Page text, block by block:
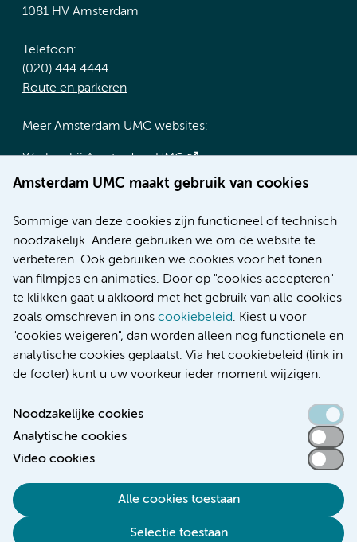
Amsterdam UMC maakt gebruik van cookies
Sommige van deze cookies zijn functioneel of technisch
noodzakelijk. Andere gebruiken we om de website te
verbeteren. Ook gebruiken we cookies voor het tonen
van filmpjes en animaties. Door op "cookies accepteren"
te klikken gaat u akkoord met het gebruik van alle cookies
zoals omschreven in ons cookiebeleid. Kiest u voor
"cookies weigeren", dan worden alleen nog functionele en
analytische cookies geplaatst. Via het cookiebeleid (link in
de footer) kunt u uw voorkeur ieder moment wijzigen.
Noodzakelijke cookies
Analytische cookies
Video cookies
Alle cookies toestaan
Selectie toestaan
1081 HV Amsterdam
Telefoon:
(020) 444 4444
Route en parkeren
Meer Amsterdam UMC websites:
Werken bij Amsterdam UMC
Over Amsterdam UMC
Research
Educatie locatie AMC
Educatie locatie VUmc
Verwijzen & diagnostiek
Toegankelijkheidsverklaring
Responsible disclosure
Disclaimer